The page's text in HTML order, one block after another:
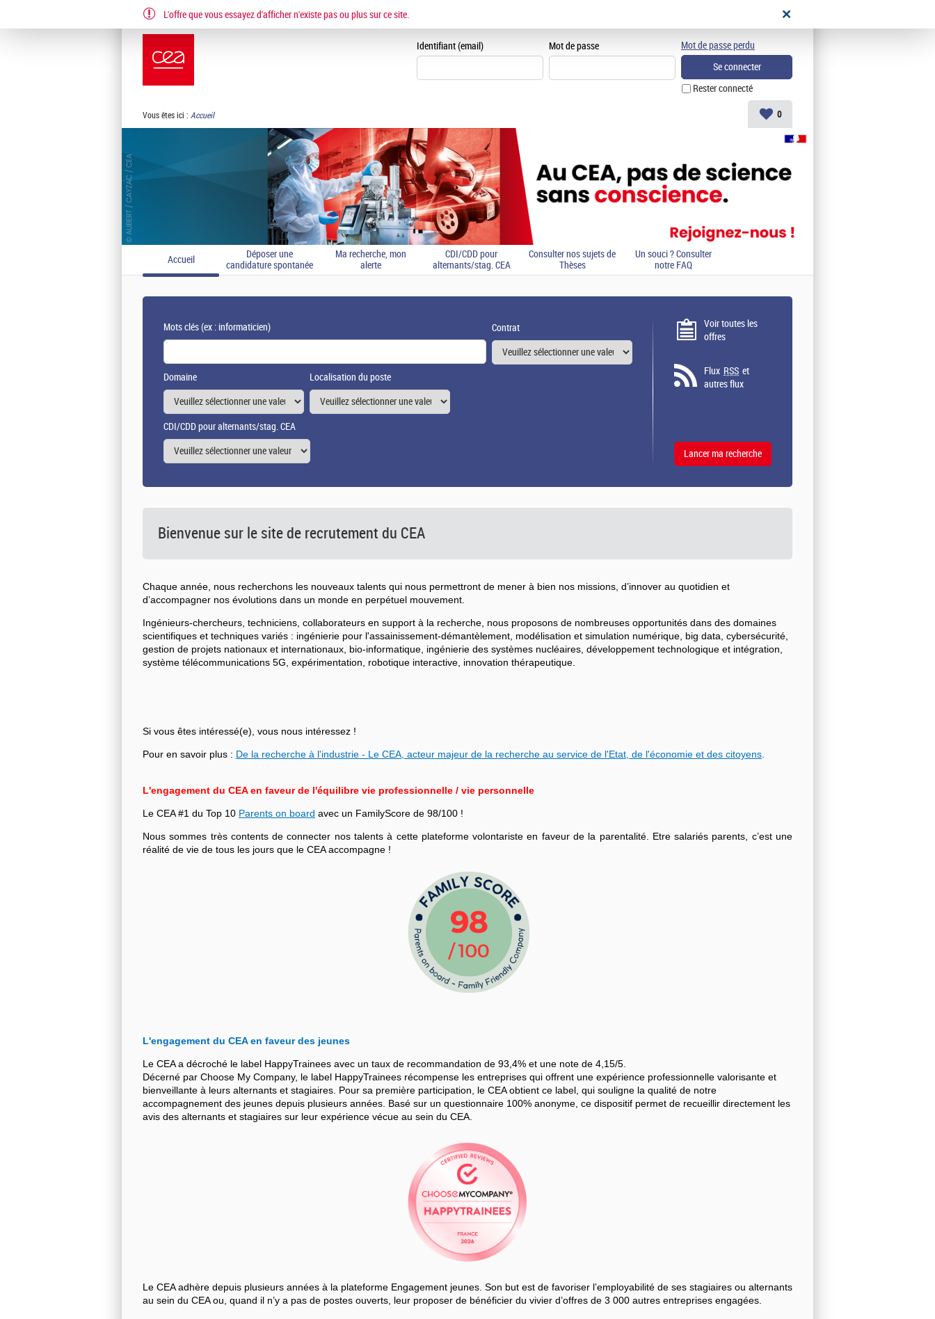
EN FR
Identifiant (email) Mot de passe
Rester connecté
Mot de passe perdu
Vous êtes ici : Accueil 0
Accueil
Déposer une
candidature spontanée
Ma recherche, mon
alerte
CDI/CDD pour
alternants/stag. CEA
Consulter nos sujets de
Thèses
Un souci ? Consulter
notre FAQ
Mots clés(ex : informaticien) Contrat
Domaine Localisation du poste
CDI/CDD pour alternants/stag. CEA
Voir toutes les
offres
Flux RSS et
autres flux
L'offre que vous essayez d'afficher n'existe pas ou plus sur ce site.
Bienvenue sur le site de recrutement du CEA
Chaque année, nous recherchons les nouveaux talents qui nous permettront de mener à bien nos missions, d’innover au quotidien et
d’accompagner nos évolutions dans un monde en perpétuel mouvement.
Ingénieurs-chercheurs, techniciens, collaborateurs en support à la recherche, nous proposons de nombreuses opportunités dans des domaines
scientifiques et techniques variés : ingénierie pour l'assainissement-démantèlement, modélisation et simulation numérique, big data, cybersécurité,
gestion de projets nationaux et internationaux, bio-informatique, ingénierie des systèmes nucléaires, développement technologique et intégration,
système télécommunications 5G, expérimentation, robotique interactive, innovation thérapeutique.
Si vous êtes intéressé(e), vous nous intéressez !
Pour en savoir plus : De la recherche à l'industrie - Le CEA, acteur majeur de la recherche au service de l'Etat, de l'économie et des citoyens.
L'engagement du CEA en faveur de l'équilibre vie professionnelle / vie personnelle
Le CEA #1 du Top 10 Parents on board avec un FamilyScore de 98/100 !
Nous sommes très contents de connecter nos talents à cette plateforme volontariste en faveur de la parentalité. Etre salariés parents, c’est une
réalité de vie de tous les jours que le CEA accompagne !
L'engagement du CEA en faveur des jeunes
Le CEA a décroché le label HappyTrainees avec un taux de recommandation de 93,4% et une note de 4,15/5.
Décerné par Choose My Company, le label HappyTrainees récompense les entreprises qui offrent une expérience professionnelle valorisante et
bienveillante à leurs alternants et stagiaires. Pour sa première participation, le CEA obtient ce label, qui souligne la qualité de notre
accompagnement des jeunes depuis plusieurs années. Basé sur un questionnaire 100% anonyme, ce dispositif permet de recueillir directement les
avis des alternants et stagiaires sur leur expérience vécue au sein du CEA.
Le CEA adhère depuis plusieurs années à la plateforme Engagement jeunes. Son but est de favoriser l’employabilité de ses stagiaires ou alternants
au sein du CEA ou, quand il n’y a pas de postes ouverts, leur proposer de bénéficier du vivier d’offres de 3 000 autres entreprises engagées.